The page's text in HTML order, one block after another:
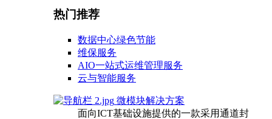
热门推荐
数据中心绿色节能
维保服务
AIO一站式运维管理服务
云与智能服务
微模块解决方案
面向ICT基础设施提供的一款采用通道封